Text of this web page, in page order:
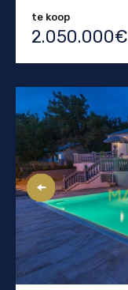
te koop
2.050.000€